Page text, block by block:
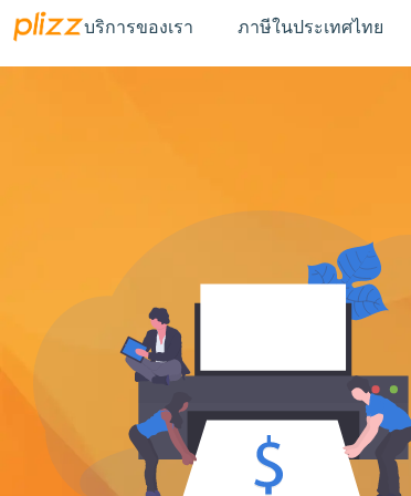
บริการของเรา ภาษีในประเทศไทย